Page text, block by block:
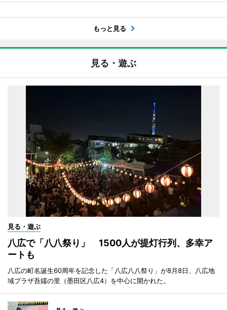
もっと見る
見る・遊ぶ
見る・遊ぶ
八広で「八八祭り」 1500人が提灯行列、多幸ア
ートも
八広の町名誕生60周年を記念した「八広八八祭り」が8月8日、八広地
域プラザ吾嬬の里（墨田区八広4）を中心に開かれた。